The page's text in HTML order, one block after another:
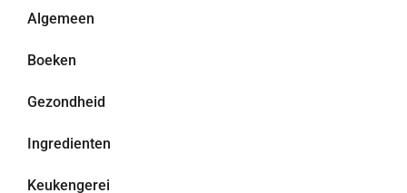
Algemeen
Boeken
Gezondheid
Ingredienten
Keukengerei